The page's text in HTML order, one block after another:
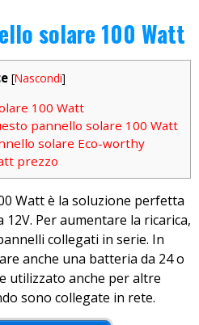
solare 100 Watt
[Nascondi]
100 Watt
pannello solare 100 Watt
solare Eco-worthy
prezzo
Watt è la soluzione perfetta
Per aumentare la ricarica,
collegati in serie. In
anche una batteria da 24 o
utilizzato anche per altre
sono collegate in rete.